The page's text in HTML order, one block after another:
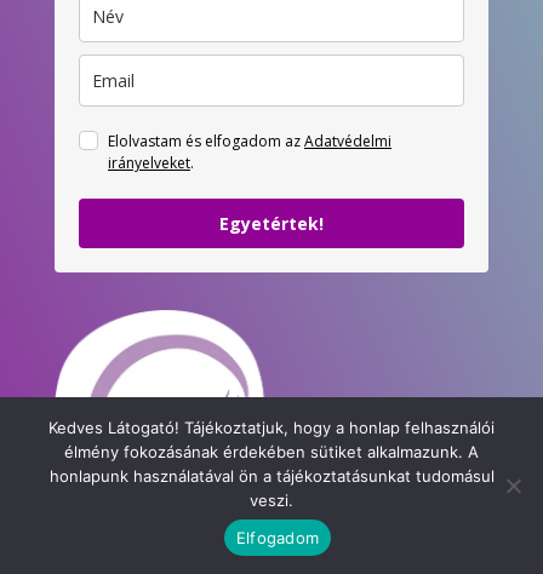
Elolvastam és elfogadom azAdatvédelmi
irányelveket.
Egyetértek!
Kedves Látogató! Tájékoztatjuk, hogy a honlap felhasználói
élmény fokozásának érdekében sütiket alkalmazunk. A
honlapunk használatával ön a tájékoztatásunkat tudomásul
veszi.
Elfogadom